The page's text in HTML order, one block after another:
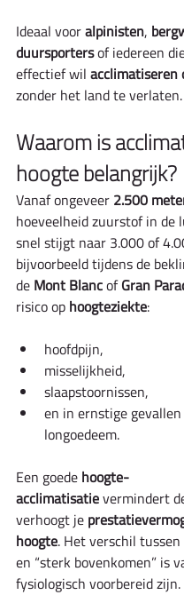
Ideaal voor alpinisten,
duursporters of iedereen
effectief wil acclimatiseren
zonder het land te verlaten.
Waarom is
hoogte belangrijk?
Vanaf ongeveer 2.500
hoeveelheid zuurstof in de
snel stijgt naar 3.000 of
bijvoorbeeld tijdens de
de Mont Blanc of Gran
risico op hoogteziekte:
hoofdpijn,
misselijkheid,
slaapstoornissen,
en in ernstige
longoedeem.
Een goede hoogte-
acclimatisatie vermindert
verhoogt je
hoogte. Het verschil tussen
en “sterk bovenkomen” is
fysiologisch voorbereid zijn.